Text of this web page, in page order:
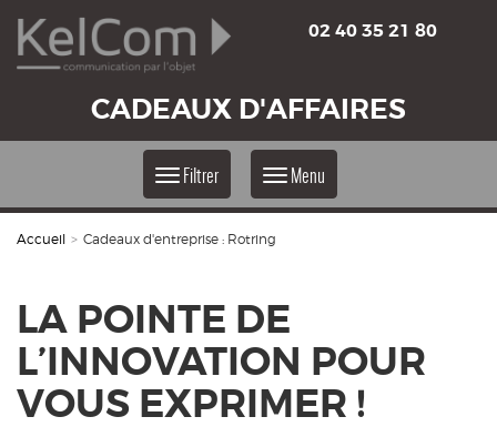
02 40 35 21 80
CADEAUX D'AFFAIRES
Filtrer Menu
Accueil > Cadeaux d'entreprise : Rotring
LA POINTE DE
L’INNOVATION POUR
VOUS EXPRIMER !